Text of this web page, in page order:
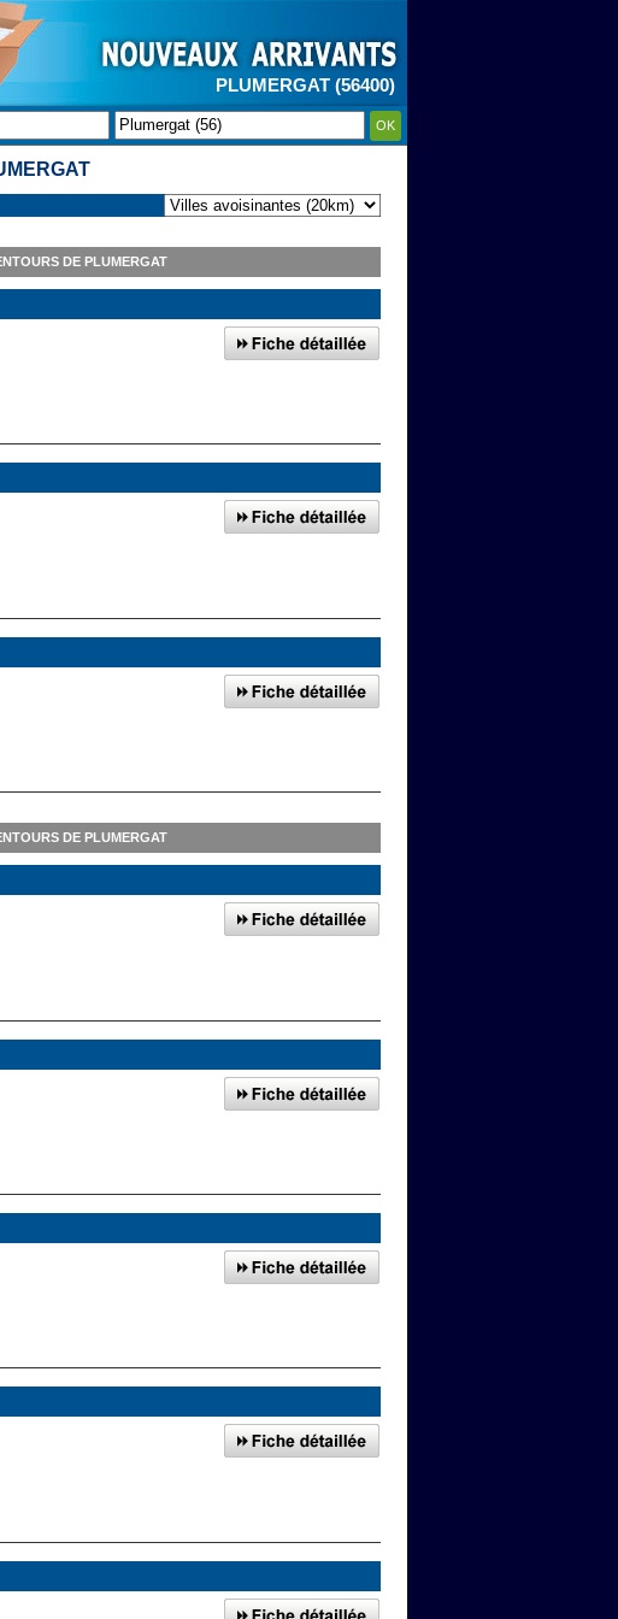
PLUMERGAT (56400)
OK
DE PLUMERGAT
DE PLUMERGAT